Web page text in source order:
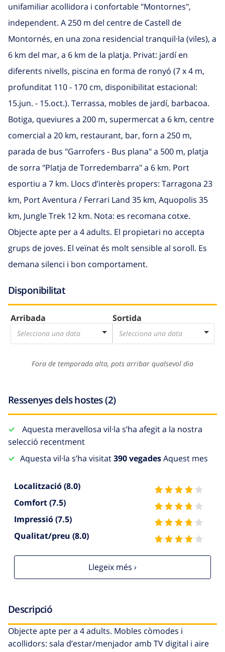
unifamiliar acollidora i confortable "Montornes",
independent. A 250 m del centre de Castell de
Montornés, en una zona residencial tranquil·la (viles), a
6 km del mar, a 6 km de la platja. Privat: jardí en
diferents nivells, piscina en forma de ronyó (7 x 4 m,
profunditat 110 - 170 cm, disponibilitat estacional:
15.jun. - 15.oct.). Terrassa, mobles de jardí, barbacoa.
Botiga, queviures a 200 m, supermercat a 6 km, centre
comercial a 20 km, restaurant, bar, forn a 250 m,
parada de bus "Garrofers - Bus plana" a 500 m, platja
de sorra "Platja de Torredembarra" a 6 km. Port
esportiu a 7 km. Llocs d’interès propers: Tarragona 23
km, Port Aventura / Ferrari Land 35 km, Aquopolis 35
km, Jungle Trek 12 km. Nota: es recomana cotxe.
Objecte apte per a 4 adults. El propietari no accepta
grups de joves. El veïnat és molt sensible al soroll. Es
demana silenci i bon comportament.
Disponibilitat
Arribada
Selecciona una data
Sortida
Selecciona una data
Fora de temporada alta, pots arribar qualsevol dia
Ressenyes dels hostes (2)
Aquesta meravellosa vil·la s’ha afegit a la nostra
selecció recentment
Aquesta vil·la s’ha visitat390 vegadesAquest mes
Localització(8.0)
Comfort(7.5)
Impressió(7.5)
Qualitat/preu (8.0)
Llegeix més ›
Descripció
Objecte apte per a 4 adults. Mobles còmodes i
acollidors: sala d’estar/menjador amb TV digital i aire